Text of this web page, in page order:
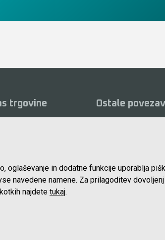
trgovine
in prazniki:
Ostale
Lokacija in kontakt
oglaševanje in dodatne funkcije uporablja
navedene namene. Za prilagoditev
najdete tukaj.